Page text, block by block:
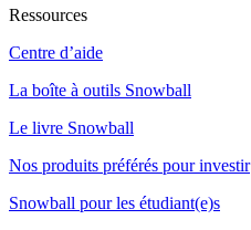
Ressources
Centre d’aide
La boîte à outils Snowball
Le livre Snowball
Nos produits préférés pour investir
Snowball pour les étudiant(e)s